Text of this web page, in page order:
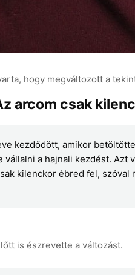
hogy megváltozott a
arcom csak
kezdődött, amikor
vállalni a hajnali kezdést. Azt
kilenckor ébred fel,
is észrevette a változást.